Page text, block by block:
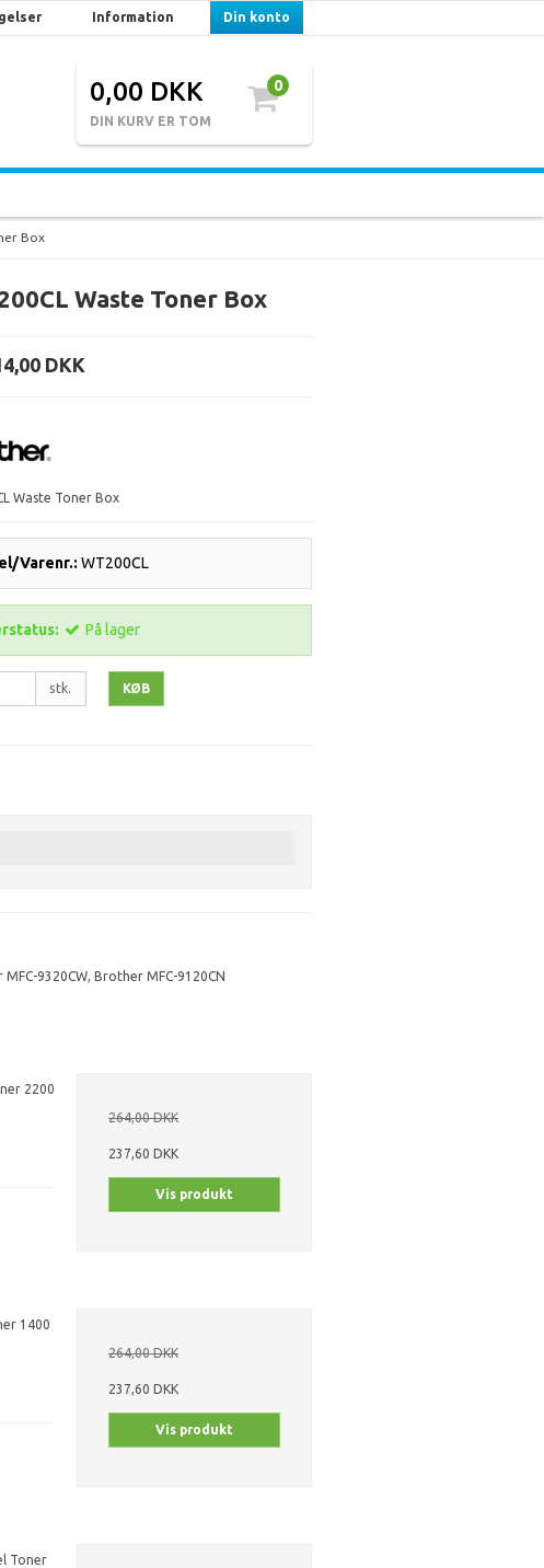
Information Din konto
0,00 DKK
DIN KURV ER TOM
0
Box
Waste Toner Box
DKK
Waste Toner Box
Varenr.: WT200CL
På lager
stk. KØB
MFC-9320CW, Brother MFC-9120CN
2200
264,00 DKK
237,60 DKK
Vis produkt
1400
264,00 DKK
237,60 DKK
Vis produkt
Toner